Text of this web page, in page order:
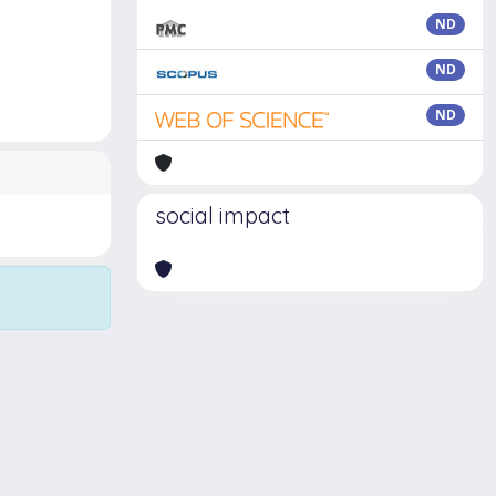
ND
ND
ND
social impact